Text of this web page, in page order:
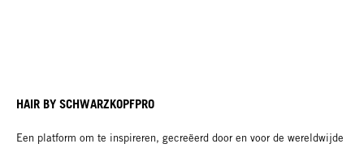
HAIR BY SCHWARZKOPFPRO
Een platform om te inspireren, gecreëerd door en voor de wereldwijde